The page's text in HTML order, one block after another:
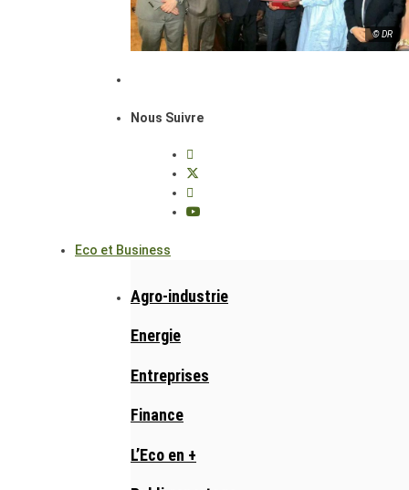
© DR
Nous Suivre
Eco et Business
Agro-industrie
Energie
Entreprises
Finance
L’Eco en +